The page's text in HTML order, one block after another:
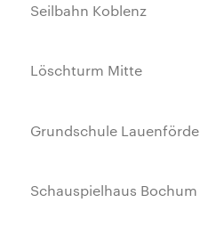
Seilbahn Koblenz
Löschturm Mitte
Grundschule Lauenförde
Schauspielhaus Bochum